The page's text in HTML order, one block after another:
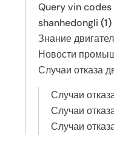
Query vin
shanhedongli (1)
Знание
Новости
Случаи отказа
Случаи
Случаи
Случаи